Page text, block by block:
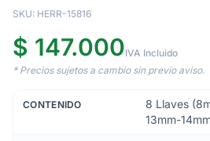
SKU: HERR-15816
$ 147.000IVA Incluido
* Precios sujetos a cambio sin previo aviso.
CONTENIDO
8 Llaves
13mm-